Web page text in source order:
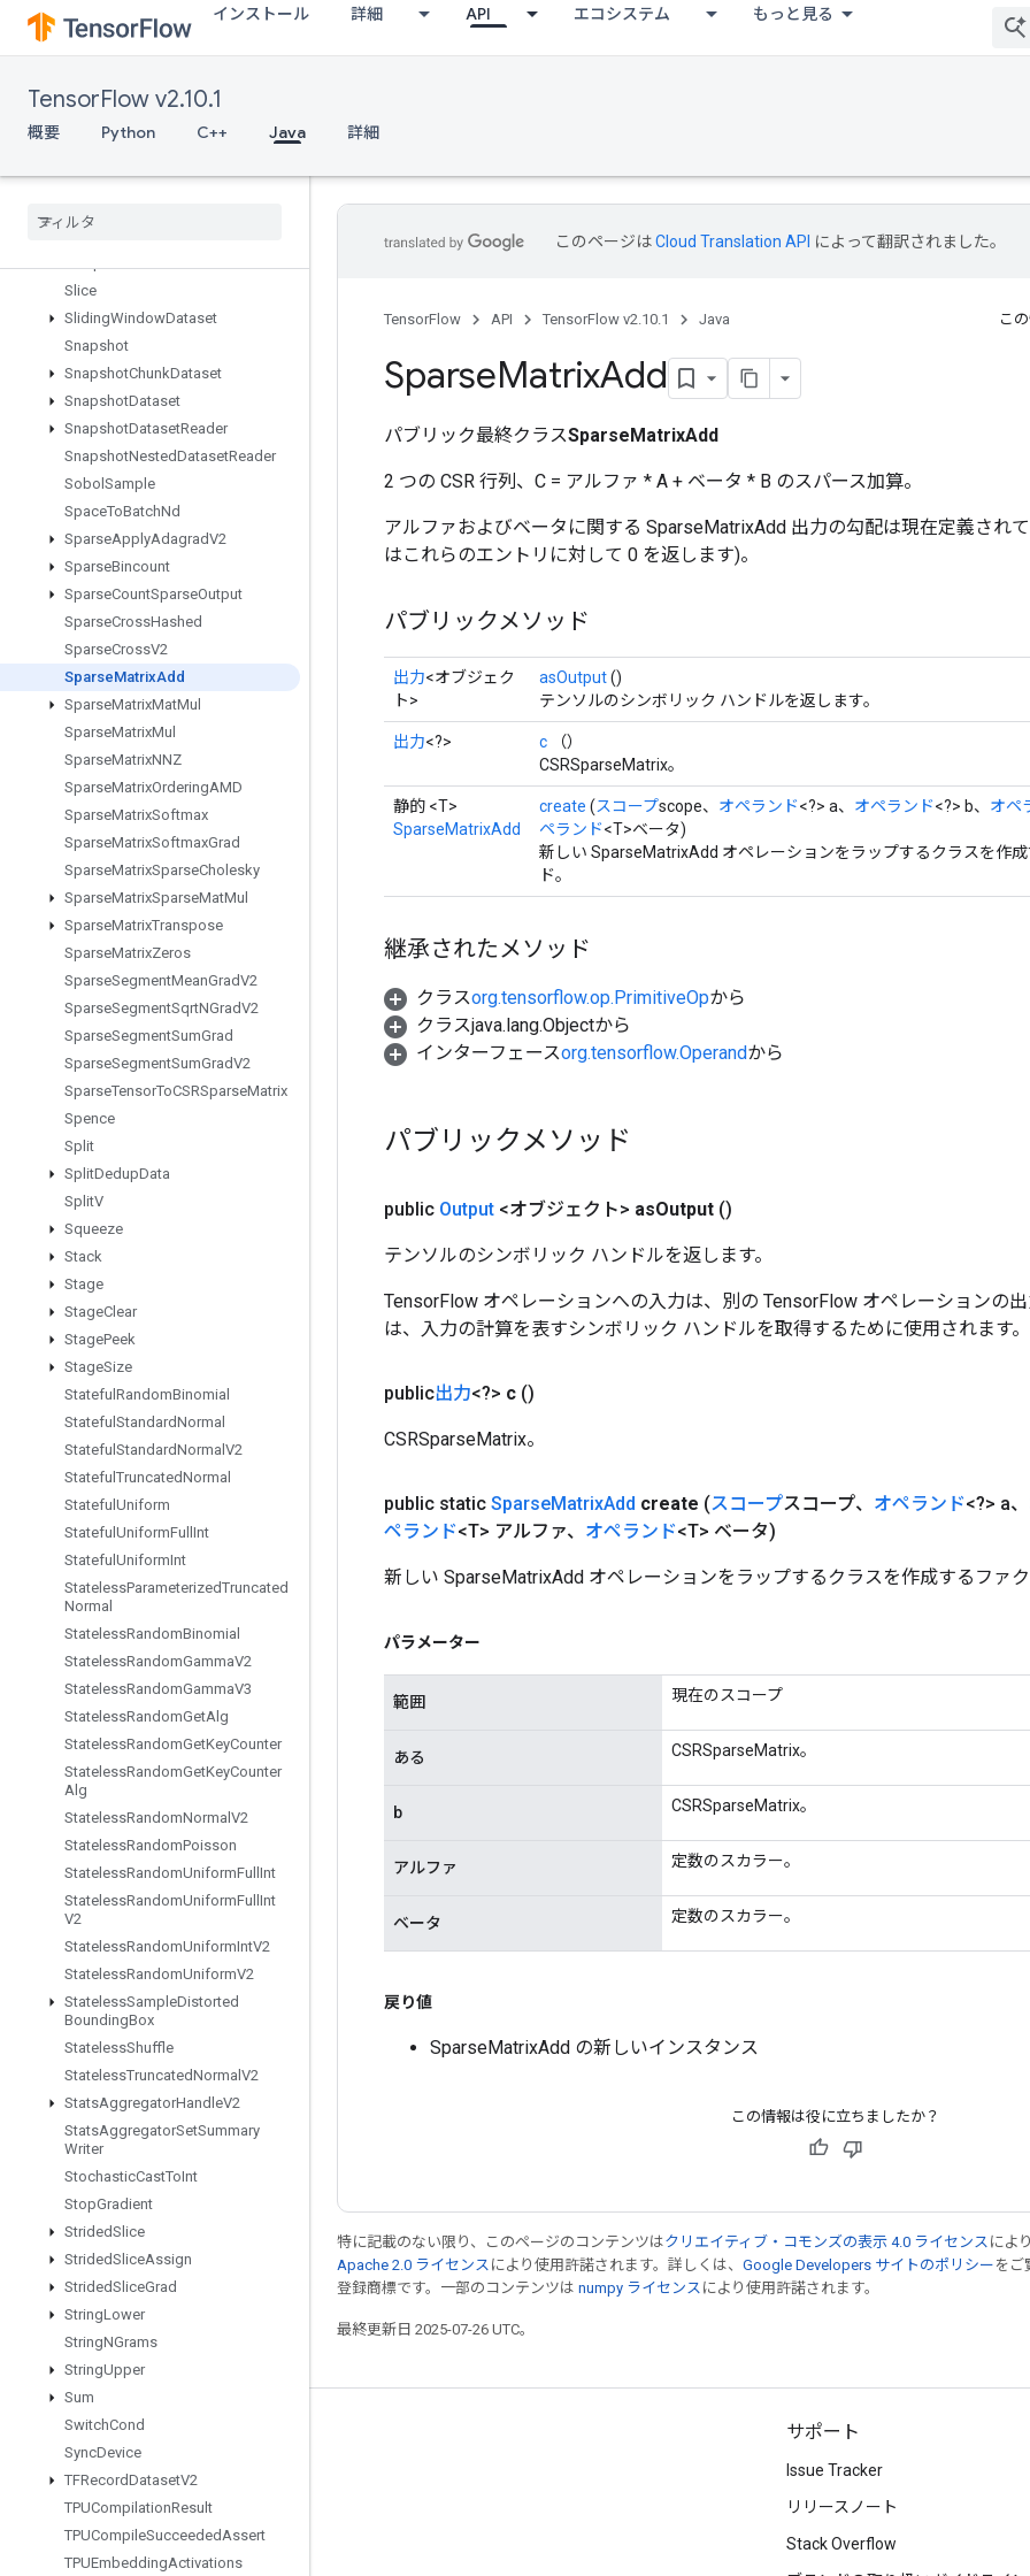
インストール 詳細 API エコシステム もっと見る
TensorFlow v2.10.1
概要 Python C++ Java 詳細
ShapeN
ShardDataset
ShuffleDatasetV2
ShuffleDatasetV3
ShutdownTPUSystem
Slice
SlidingWindowDataset
Snapshot
SnapshotChunkDataset
SnapshotDataset
SnapshotDatasetReader
SnapshotNestedDatasetReader
Sobol Sample
SpaceToBatchNd
SparseApplyAdagradV2
SparseBincount
SparseCountSparseOutput
SparseCrossHashed
SparseCrossV2
SparseMatrixAdd
SparseMatrixMatMul
SparseMatrixMul
SparseMatrixNNZ
SparseMatrixOrderingAMD
SparseMatrixSoftmax
SparseMatrixSoftmaxGrad
SparseMatrixSparseCholesky
SparseMatrixSparseMatMul
SparseMatrixTranspose
SparseMatrixZeros
SparseSegmentMeanGradV2
SparseSegmentSqrtNGradV2
SparseSegmentSumGrad
SparseSegmentSumGradV2
SparseTensorToCSRSparseMatrix
Spence
Split
SplitDedupData
SplitV
Squeeze
Stack
Stage
StageClear
StagePeek
StageSize
Stateful RandomBinomial
Stateful StandardNormal
Stateful StandardNormal V2
Stateful TruncatedNormal
Stateful Uniform
Stateful UniformFull Int
Stateful UniformInt
StatelessParameterizedTruncated
Normal
StatelessRandomBinomial
StatelessRandomGammaV2
StatelessRandomGammaV3
StatelessRandomGetAlg
StatelessRandomGetKeyCounter
StatelessRandomGetKeyCounter
Alg
StatelessRandomNormal V2
StatelessRandomPoisson
StatelessRandomUniformFull Int
StatelessRandomUniformFull Int
V2
StatelessRandomUniformIntV2
StatelessRandomUniformV2
StatelessSampleDistorted
BoundingBox
StatelessShuffle
StatelessTruncatedNormal V2
StatsAggregatorHandleV2
StatsAggregatorSetSummary
Writer
StochasticCastToInt
StopGradient
StridedSlice
StridedSliceAssign
StridedSliceGrad
StringLower
StringNGrams
StringUpper
Sum
SwitchCond
SyncDevice
TFRecordDatasetV2
TPUCompilationResult
TPUCompileSucceededAssert
TPUEmbeddingActivations
このページはCloud Translation API によって翻訳されました。
TensorFlow API TensorFlow v2.10.1 Java こ
SparseMatrixAdd
パブリック最終クラスSparseMatrixAdd
2 つの CSR 行列、C = アルファ * A + ベータ * B のスパース加算。
アルファおよびベータに関する SparseMatrixAdd 出力の勾配は現在定義され
はこれらのエントリに対して 0 を返します)。
パブリックメソッド
出力<オブジェク
ト>
asOutput()
テンソルのシンボリック ハンドルを返します。
出力<?> c （）
CSRSparseMatrix。
静的 <T>
SparseMatrixAdd
create (スコープscope、 オペランド<?> a、 オペランド<?> b、 オペ
ペランド<T>ベータ)
新しい SparseMatrixAdd オペレーションをラップするクラスを作
ド。
継承されたメソッド
クラスorg.tensorflow.op.PrimitiveOpから
クラスjava.lang.Objectから
インターフェースorg.tensorflow.Operandから
パブリックメソッド
public Output <オブジェクト> asOutput ()
テンソルのシンボリック ハンドルを返します。
TensorFlow オペレーションへの入力は、別の TensorFlow オペレーションの
は、入力の計算を表すシンボリック ハンドルを取得するために使用されます。
public出力<?> c ()
CSRSparseMatrix。
public static SparseMatrixAdd create (スコープスコープ、 オペランド<?> a、
ペランド<T> アルファ、 オペランド<T> ベータ)
新しい SparseMatrixAdd オペレーションをラップするクラスを作成するファク
パラメーター
範囲 現在のスコープ
ある CSRSparseMatrix。
b CSRSparseMatrix。
アルファ 定数のスカラー。
ベータ 定数のスカラー。
戻り値
SparseMatrixAdd の新しいインスタンス
この情報は役に立ちましたか？
特に記載のない限り、このページのコンテンツはクリエイティブ・コモンズの表示 4.0 ライセンス によ
Apache 2.0 ライセンス により使用許諾されます。詳しくは、 Google Developers サイトのポリシー をご
登録商標です。一部のコンテンツは numpy ライセンス により使用許諾されます。
最終更新日 2025-07-26 UTC。
つながる
フォーラム
GitHub
サポート
Issue Tracker
リリースノート
Stack Overflow